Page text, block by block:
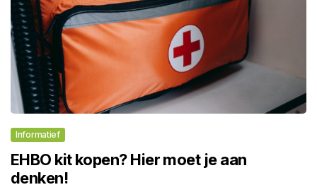
Informatief
EHBO kit kopen? Hier moet je aan
denken!